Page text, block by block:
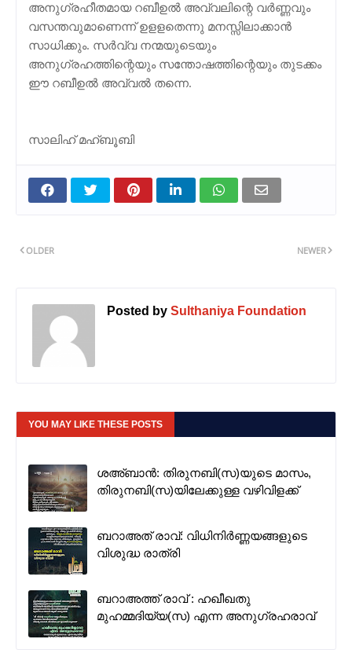
അനുഗ്രഹീതമായ റബീഉല്‍ അവ്വലിന്റെ വര്‍ണ്ണവും
വസന്തവുമാണെന്ന് ഉളളതെന്നു മനസ്സിലാക്കാന്‍
സാധിക്കും. സര്‍വ്വ നന്മയുടെയും
അനുഗ്രഹത്തിന്റെയും സന്തോഷത്തിന്റെയും തുടക്കം
ഈ റബീഉല്‍ അവ്വല്‍ തന്നെ.
സാലിഹ് മഹ്ബൂബി
NEWER
OLDER
Posted by Sulthaniya Foundation
YOU MAY LIKE THESE POSTS
ശഅ്ബാൻ: തിരുനബി(സ)യുടെ മാസം,
തിരുനബി(സ)യിലേക്കുള്ള വഴിവിളക്ക്
ബറാഅത് രാവ്: വിധിനിർണ്ണയങ്ങളുടെ
വിശുദ്ധ രാത്രി
ബറാഅത്ത് രാവ് : ഹഖീഖതു
മുഹമ്മദിയ്യ(സ) എന്ന അനുഗ്രഹരാവ്